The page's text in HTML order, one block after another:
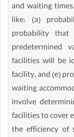
and waiting
like: (a)
probability
predetermined
facilities will be
facility, and (e)
waiting
involve
facilities to cover
the efficiency of